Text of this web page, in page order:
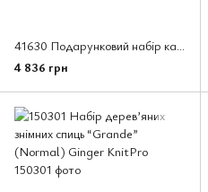
41630 Подарунковий набір карбонових спиць Karbonz Knit Pro (Box of Joy) (13см)
4 836 грн